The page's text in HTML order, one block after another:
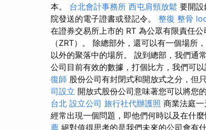
本。 台北會計事務所 西屯肩頸放鬆 要開
院發送的電子證書或登記令。 整復 整骨
在證券交易所上市的 RT 為公眾有限責任
（ZRT）。 除總部外，還可以有一個場
以外的聚落中的場所。 說到總部，我們通
公司目前有效的數據，打個比方，我們可
復師 股份公司有封閉式和開放式之分，但
司設立 開放式股份公司意味著您可以將您
台北 設立公司 旅行社代辦護照 商業法庭一
經常出現一個問題，即他們何時以及在什
薦 絕對值得思考的是我們未來的公司會有